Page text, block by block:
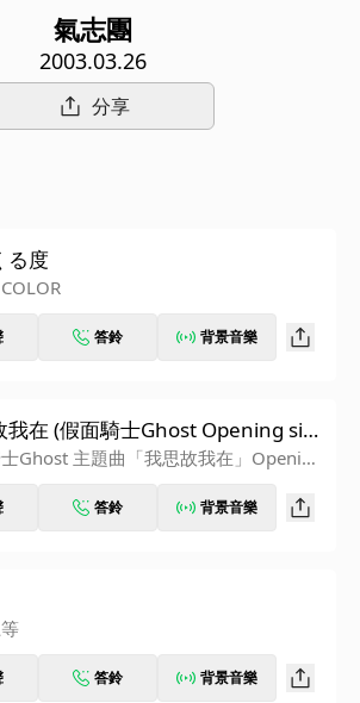
氣志團
2003.03.26
分享
る度
答鈴 背景音樂
我在 (假面騎士Ghost Opening siz
Ghost 主題曲「我思故我在」Opening
答鈴 背景音樂
答鈴 背景音樂